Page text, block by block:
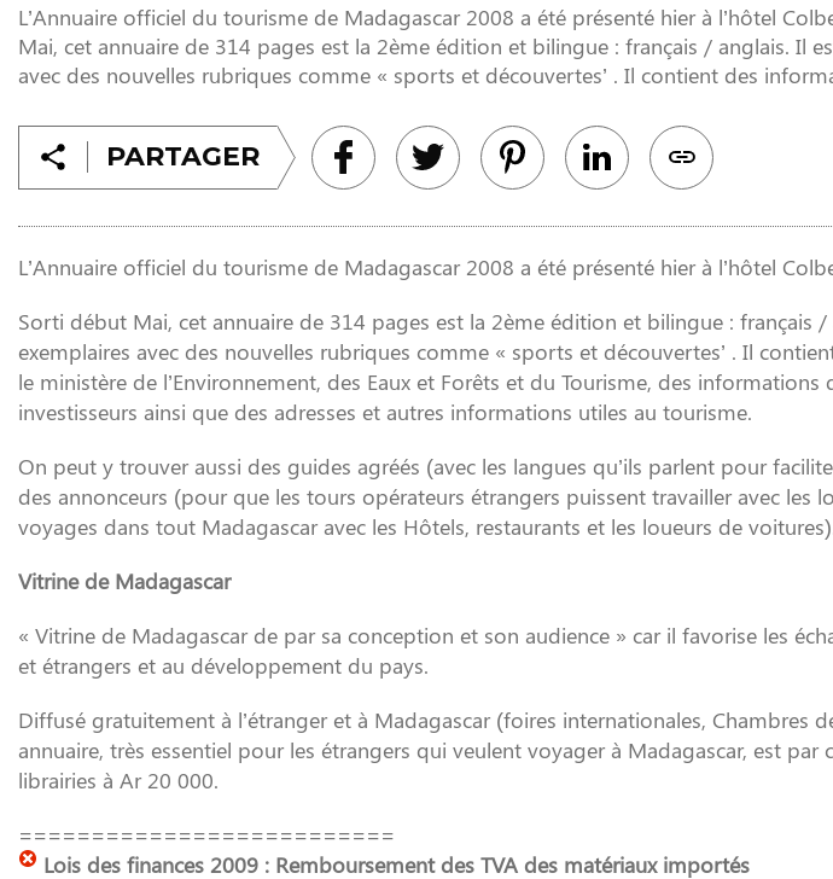
L’Annuaire officiel du tourisme de Madagascar 2008 a été présenté hier à l’hôtel
Mai, cet annuaire de 314 pages est la 2ème édition et bilingue : français / anglais. Il
avec des nouvelles rubriques comme « sports et découvertes’ . Il contient des
PARTAGER
L’Annuaire officiel du tourisme de Madagascar 2008 a été présenté hier à l’hôtel
Sorti début Mai, cet annuaire de 314 pages est la 2ème édition et bilingue : français
exemplaires avec des nouvelles rubriques comme « sports et découvertes’ . Il
le ministère de l’Environnement, des Eaux et Forêts et du Tourisme, des
investisseurs ainsi que des adresses et autres informations utiles au tourisme.
On peut y trouver aussi des guides agréés (avec les langues qu’ils parlent pour
des annonceurs (pour que les tours opérateurs étrangers puissent travailler avec les
voyages dans tout Madagascar avec les Hôtels, restaurants et les loueurs de voitures).
Vitrine de Madagascar
« Vitrine de Madagascar de par sa conception et son audience » car il favorise les
et étrangers et au développement du pays.
Diffusé gratuitement à l’étranger et à Madagascar (foires internationales, Chambres
annuaire, très essentiel pour les étrangers qui veulent voyager à Madagascar, est par
librairies à Ar 20 000.
==========================
Lois des finances 2009 : Remboursement des TVA des matériaux importés